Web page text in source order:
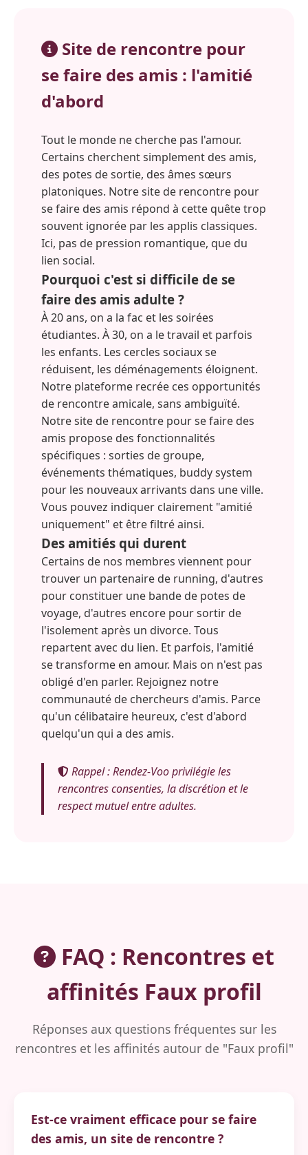
Site de rencontre pour
se faire des amis : l'amitié
d'abord
Tout le monde ne cherche pas l'amour.
Certains cherchent simplement des amis,
des potes de sortie, des âmes sœurs
platoniques. Notre site de rencontre pour
se faire des amis répond à cette quête trop
souvent ignorée par les applis classiques.
Ici, pas de pression romantique, que du
lien social.
Pourquoi c'est si difficile de se
faire des amis adulte ?
À 20 ans, on a la fac et les soirées
étudiantes. À 30, on a le travail et parfois
les enfants. Les cercles sociaux se
réduisent, les déménagements éloignent.
Notre plateforme recrée ces opportunités
de rencontre amicale, sans ambiguïté.
Notre site de rencontre pour se faire des
amis propose des fonctionnalités
spécifiques : sorties de groupe,
événements thématiques, buddy system
pour les nouveaux arrivants dans une ville.
Vous pouvez indiquer clairement "amitié
uniquement" et être filtré ainsi.
Des amitiés qui durent
Certains de nos membres viennent pour
trouver un partenaire de running, d'autres
pour constituer une bande de potes de
voyage, d'autres encore pour sortir de
l'isolement après un divorce. Tous
repartent avec du lien. Et parfois, l'amitié
se transforme en amour. Mais on n'est pas
obligé d'en parler. Rejoignez notre
communauté de chercheurs d'amis. Parce
qu'un célibataire heureux, c'est d'abord
quelqu'un qui a des amis.
Rappel : Rendez-Voo privilégie les
rencontres consenties, la discrétion et le
respect mutuel entre adultes.
FAQ : Rencontres et
affinités Faux profil
Réponses aux questions fréquentes sur les
rencontres et les affinités autour de "Faux profil"
Est-ce vraiment efficace pour se faire
des amis, un site de rencontre ?